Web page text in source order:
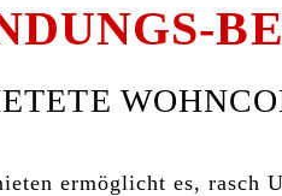
ermöglicht es, rasch